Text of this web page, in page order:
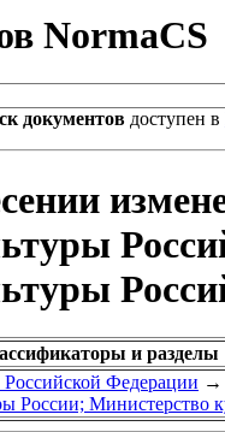
NormaCS
документов доступен в
и разделы
Федерации →
России; Министерство